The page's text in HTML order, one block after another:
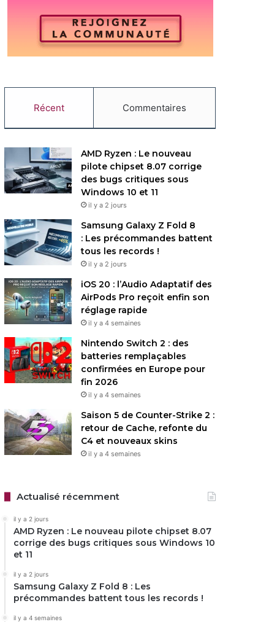
Récent Commentaires
AMD Ryzen : Le nouveau
pilote chipset 8.07 corrige
des bugs critiques sous
Windows 10 et 11
il y a 2 jours
Samsung Galaxy Z Fold 8
: Les précommandes battent
tous les records !
il y a 2 jours
iOS 20 : l’Audio Adaptatif des
AirPods Pro reçoit enfin son
réglage rapide
il y a 4 semaines
Nintendo Switch 2 : des
batteries remplaçables
confirmées en Europe pour
fin 2026
il y a 4 semaines
Saison 5 de Counter-Strike 2 :
retour de Cache, refonte du
C4 et nouveaux skins
il y a 4 semaines
Actualisé récemment
il y a 2 jours
AMD Ryzen : Le nouveau pilote chipset 8.07
corrige des bugs critiques sous Windows 10
et 11
il y a 2 jours
Samsung Galaxy Z Fold 8 : Les
précommandes battent tous les records !
il y a 4 semaines